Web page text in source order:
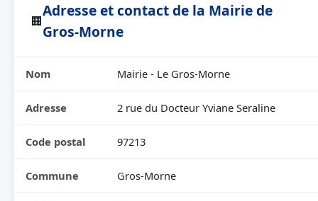
🏢
Adresse et contact de la Mairie de
Gros-Morne
Nom Mairie - Le Gros-Morne
Adresse 2 rue du Docteur Yviane Seraline
Code postal 97213
Commune Gros-Morne